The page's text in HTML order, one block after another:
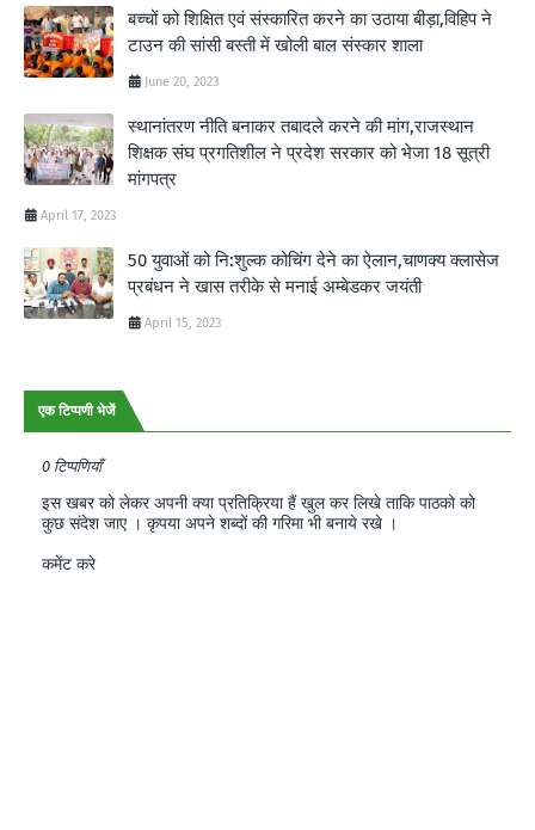
बच्चों को शिक्षित एवं संस्कारित करने का उठाया बीड़ा,विहिप ने
टाउन की सांसी बस्ती में खोली बाल संस्कार शाला
June 20, 2023
स्थानांतरण नीति बनाकर तबादले करने की मांग,राजस्थान
शिक्षक संघ प्रगतिशील ने प्रदेश सरकार को भेजा 18 सूत्री
मांगपत्र
April 17, 2023
50 युवाओं को नि:शुल्क कोचिंग देने का ऐलान,चाणक्य क्लासेज
प्रबंधन ने खास तरीके से मनाई अम्बेडकर जयंती
April 15, 2023
एक टिप्पणी भेजें
0 टिप्पणियाँ
इस खबर को लेकर अपनी क्या प्रतिक्रिया हैं खुल कर लिखे ताकि पाठको को
कुछ संदेश जाए । कृपया अपने शब्दों की गरिमा भी बनाये रखे ।
कमेंट करे